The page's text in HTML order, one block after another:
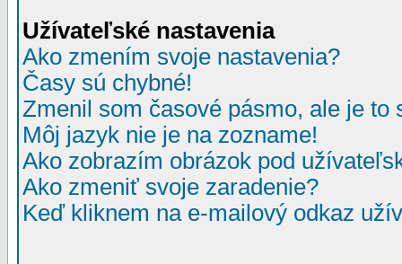
Užívateľské nastavenia
Ako zmením svoje nastavenia?
Časy sú chybné!
Zmenil som časové pásmo, ale je to
Môj jazyk nie je na zozname!
Ako zobrazím obrázok pod
Ako zmeniť svoje zaradenie?
Keď kliknem na e-mailový odkaz